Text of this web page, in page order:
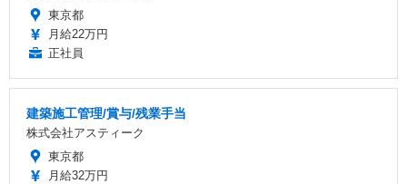
東京都
月給22万円
正社員
建築施工管理/賞与/残業手当
株式会社アスティーク
東京都
月給32万円